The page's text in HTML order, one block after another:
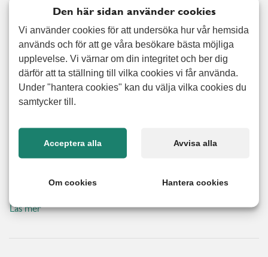
och stora renoveringar kostar pengar och tar framförallt tid.
någon man känner förtroende för – och få tid över till annat.
Alert Senior har hjälpt många hushåll att bygga altan och
staket, byta fönster, lägga golv och även utfört mindre
snickerier. Av oss kan du till och med få hjälp med att
montera möbler och även många mindre snickeriarbeten.
Kontakta oss så tittar vi på ett upplägg som passar just ditt
Läs mer
Den här sidan använder cookies
Vi använder cookies för att undersöka hur vår hemsida
används och för att ge våra besökare bästa möjliga
upplevelse. Vi värnar om din integritet och ber dig
därför att ta ställning till vilka cookies vi får använda.
Under "hantera cookies" kan du välja vilka cookies du
samtycker till.
Acceptera alla Avvisa alla
Om cookies Hantera cookies